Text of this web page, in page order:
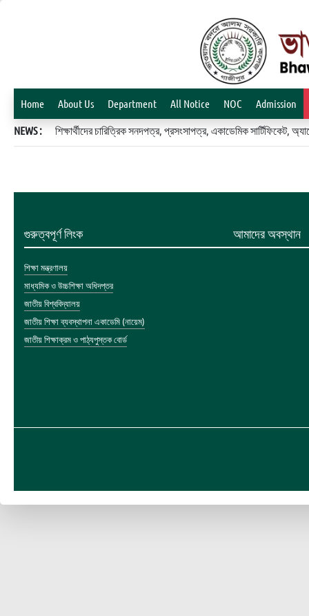
Home About Us Department All Notice NOC Admission
NEWS : শিক্ষার্থীদের চারিত্রিক সনদপত্র, প্রসংসাপত্র, একাডেমিক
গুরুত্বপূর্ণ লিংক
শিক্ষা মন্ত্রণালয়
মাধ্যমিক ও উচ্চশিক্ষা অধিদপ্তর
জাতীয় বিশ্ববিদ্যালয়
জাতীয় শিক্ষা ব্যবস্থাপনা একাডেমি (নায়েম)
জাতীয় শিক্ষাক্রম ও পাঠ্যপুস্তক বোর্ড
আমাদের অবস্থান